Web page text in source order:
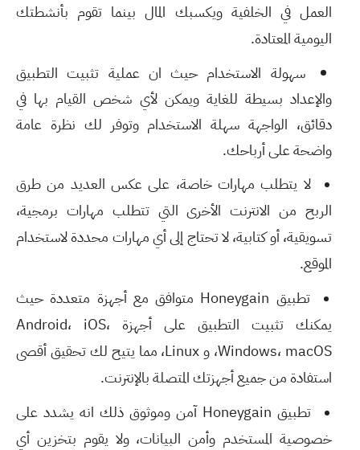
العمل في الخلفية ويكسبك المال بينما تقوم بأنشطتك
اليومية المعتادة.
سهولة الاستخدام حيث ان عملية تثبيت التطبيق
والإعداد بسيطة للغاية ويمكن لأي شخص القيام بها في
دقائق، الواجهة سهلة الاستخدام وتوفر لك نظرة عامة
واضحة على أرباحك.
لا يتطلب مهارات خاصة، على عكس العديد من طرق
الربح من الانترنت الأخرى التي تتطلب مهارات برمجية،
تسويقية، أو كتابية، لا تحتاج إلى أي مهارات محددة لاستخدام
الموقع.
تطبيق Honeygain متوافق مع أجهزة متعددة حيث
يمكنك تثبيت التطبيق على أجهزة Android، iOS،
Windows، macOS، و Linux، مما يتيح لك تحقيق أقصى
استفادة من جميع أجهزتك المتصلة بالإنترنت.
تطبيق Honeygain آمن وموثوق ذلك انه يشدد على
خصوصية المستخدم وأمن البيانات، ولا يقوم بتخزين أي